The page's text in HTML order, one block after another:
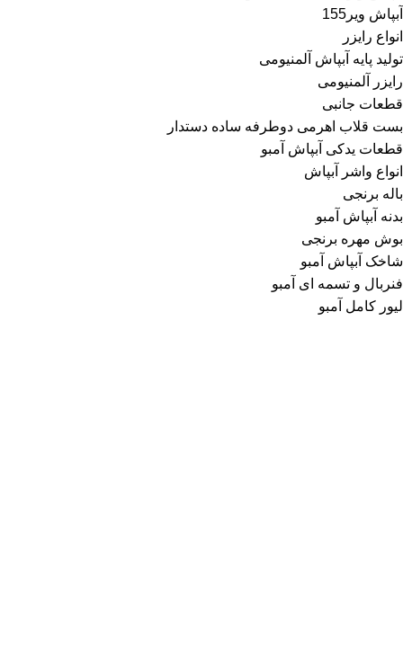
آبپاش ویر155
انواع رایزر
تولید پایه آبپاش آلمنیومی
رایزر آلمنیومی
قطعات جانبی
بست قلاب اهرمی دوطرفه ساده دستدار
قطعات یدکی آبپاش آمبو
انواع واشر آبپاش
باله برنجی
بدنه آبپاش آمبو
بوش مهره برنجی
شاخک آبپاش آمبو
فنربال و تسمه ای آمبو
لیور کامل آمبو